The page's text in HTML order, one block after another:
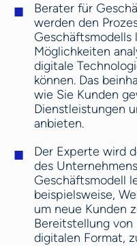
Berater für
werden den
Geschäftsmodells
Möglichkeiten
digitale
können. Das
wie Sie Kunden
Dienstleistungen
anbieten.
Der Experte wird
des
Geschäftsmodell
beispielsweise,
um neue Kunden
Bereitstellung
digitalen Format,